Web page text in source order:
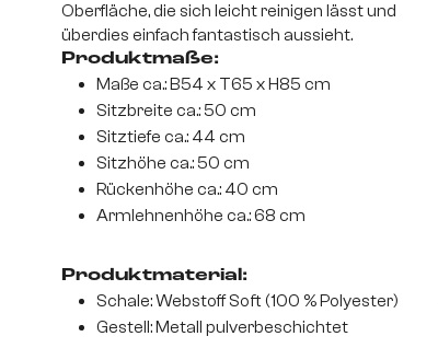
Oberfläche, die sich leicht reinigen lässt und
überdies einfach fantastisch aussieht.
Produktmaße:
Maße ca.: B54 x T65 x H85 cm
Sitzbreite ca.: 50 cm
Sitztiefe ca.: 44 cm
Sitzhöhe ca.: 50 cm
Rückenhöhe ca.: 40 cm
Armlehnenhöhe ca.: 68 cm
Produktmaterial:
Schale: Webstoff Soft (100 % Polyester)
Gestell: Metall pulverbeschichtet